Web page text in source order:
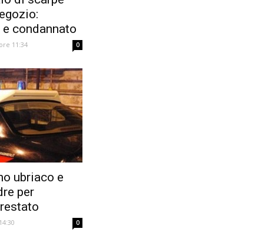
condannato
11:34 0
ubriaco e
per
0